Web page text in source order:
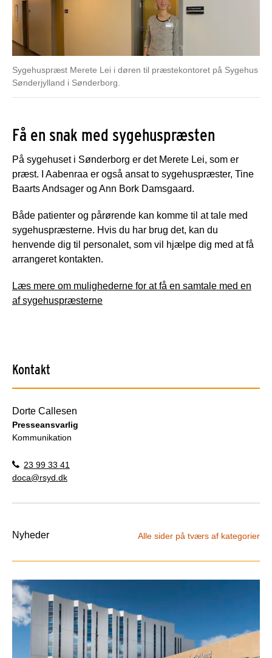
Sygehuspræst Merete Lei i døren til præstekontoret på Sygehus
Sønderjylland i Sønderborg.
Få en snak med sygehuspræsten
På sygehuset i Sønderborg er det Merete Lei, som er
præst. I Aabenraa er også ansat to sygehuspræster, Tine
Baarts Andsager og Ann Bork Damsgaard.
Både patienter og pårørende kan komme til at tale med
sygehuspræsterne. Hvis du har brug det, kan du
henvende dig til personalet, som vil hjælpe dig med at få
arrangeret kontakten.
Læs mere om mulighederne for at få en samtale med en
af sygehuspræsterne
Kontakt
Dorte Callesen
Presseansvarlig
Kommunikation
23 99 33 41
doca@rsyd.dk
Nyheder Alle sider på tværs af kategorier